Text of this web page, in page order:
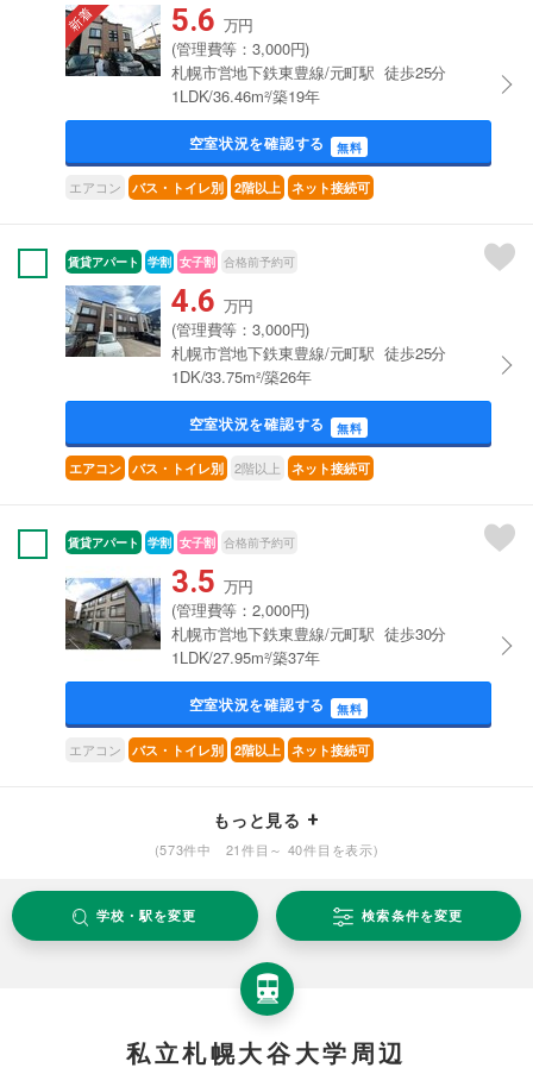
5.6 万円
(管理費等：3,000円)
札幌市営地下鉄東豊線/元町駅 徒歩25分
1LDK/36.46m²/築19年
空室状況を確認する 無料
エアコン バス・トイレ別 2階以上 ネット接続可
賃貸アパート 学割 女子割 合格前予約可
4.6 万円
(管理費等：3,000円)
札幌市営地下鉄東豊線/元町駅 徒歩25分
1DK/33.75m²/築26年
空室状況を確認する 無料
エアコン バス・トイレ別 2階以上 ネット接続可
賃貸アパート 学割 女子割 合格前予約可
3.5 万円
(管理費等：2,000円)
札幌市営地下鉄東豊線/元町駅 徒歩30分
1LDK/27.95m²/築37年
空室状況を確認する 無料
エアコン バス・トイレ別 2階以上 ネット接続可
もっと見る
(573件中 21件目～ 40件目を表示)
学校・駅を変更 検索条件を変更
私立札幌大谷大学周辺